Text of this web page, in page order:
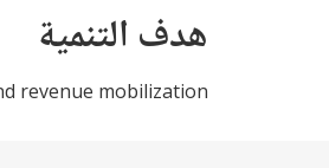
هدف التنمية
revenue mobilization